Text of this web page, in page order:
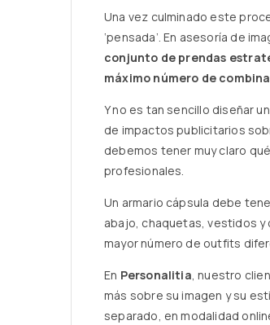
Una vez culminado este
‘pensada’. En asesoría de
conjunto de prendas
máximo número de
Y no es tan sencillo diseñar
de impactos publicitarios
debemos tener muy claro
profesionales.
Un armario cápsula debe
abajo, chaquetas, vestidos y
mayor número de outfits
En Personalitia, nuestro
más sobre su imagen y su
separado, en modalidad